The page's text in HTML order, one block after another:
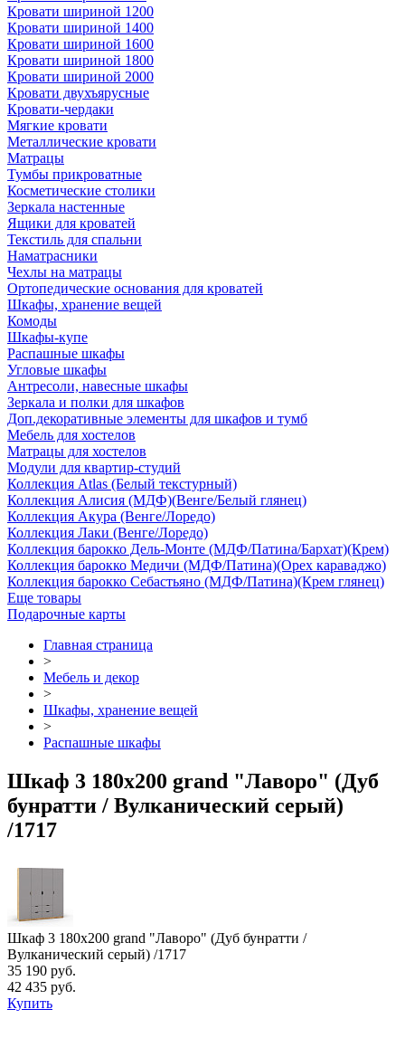
Кровати шириной 1200
Кровати шириной 1400
Кровати шириной 1600
Кровати шириной 1800
Кровати шириной 2000
Кровати двухъярусные
Кровати-чердаки
Мягкие кровати
Металлические кровати
Матрацы
Тумбы прикроватные
Косметические столики
Зеркала настенные
Ящики для кроватей
Текстиль для спальни
Наматрасники
Чехлы на матрацы
Ортопедические основания для кроватей
Шкафы, хранение вещей
Комоды
Шкафы-купе
Распашные шкафы
Угловые шкафы
Антресоли, навесные шкафы
Зеркала и полки для шкафов
Доп.декоративные элементы для шкафов и тумб
Мебель для хостелов
Матрацы для хостелов
Модули для квартир-студий
Коллекция Atlas (Белый текстурный)
Коллекция Алисия (МДФ)(Венге/Белый глянец)
Коллекция Акура (Венге/Лоредо)
Коллекция Лаки (Венге/Лоредо)
Коллекция барокко Дель-Монте (МДФ/Патина/Бархат)(Крем)
Коллекция барокко Медичи (МДФ/Патина)(Орех караваджо)
Коллекция барокко Себастьяно (МДФ/Патина)(Крем глянец)
Еще товары
Подарочные карты
Главная страница
>
Мебель и декор
>
Шкафы, хранение вещей
>
Распашные шкафы
Шкаф 3 180х200 grand "Лаворо" (Дуб
бунратти / Вулканический серый)
/1717
Шкаф 3 180х200 grand "Лаворо" (Дуб бунратти /
Вулканический серый) /1717
35 190 руб.
42 435 руб.
Купить